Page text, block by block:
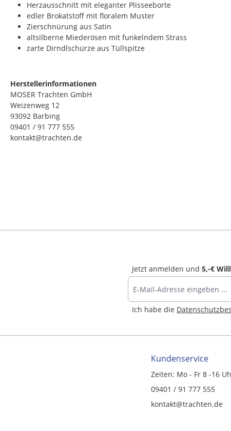
Herzausschnitt mit eleganter Plisseeborte
edler Brokatstoff mit floralem Muster
Zierschnürung aus Satin
altsilberne Miederösen mit funkelndem Strass
zarte Dirndlschürze aus Tüllspitze
Herstellerinformationen
MOSER Trachten GmbH
Weizenweg 12
93092 Barbing
09401 / 91 777 555
kontakt@trachten.de
Jetzt anmelden und5,-€
Ich habe die
Kundenservice
Zeiten: Mo - Fr 8 -16
09401 / 91 777 555
kontakt@trachten.de